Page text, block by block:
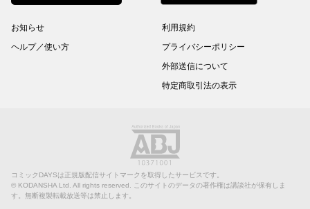
お知らせ
ヘルプ／使い方
利用規約
プライバシーポリシー
外部送信について
特定商取引法の表示
コミックDAYSは正規版配信サイトマークを取得したサービスです。
© KODANSHA Ltd. All rights reserved. このサイトのデータの著作権は講談社が保有しま
す。無断複製転載放送等は禁止します。